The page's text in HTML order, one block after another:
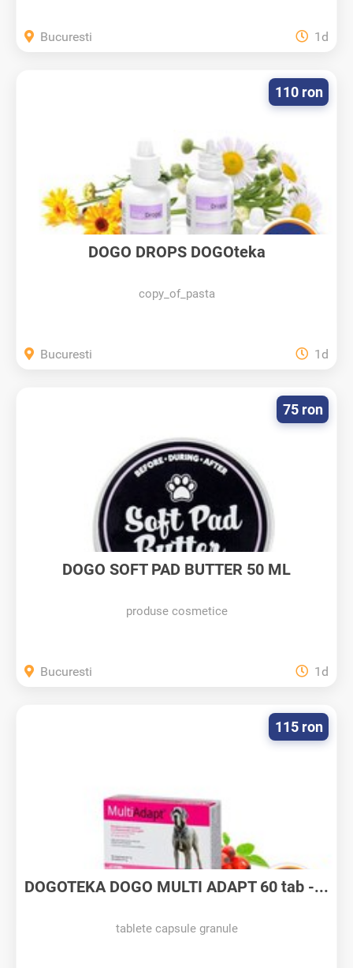
Bucuresti 1d
DOGO DROPS DOGOteka
copy_of_pasta
110 ron
Bucuresti 1d
DOGO SOFT PAD BUTTER 50 ML
produse cosmetice
75 ron
Bucuresti 1d
DOGOTEKA DOGO MULTI ADAPT 60 tab -...
tablete capsule granule
115 ron